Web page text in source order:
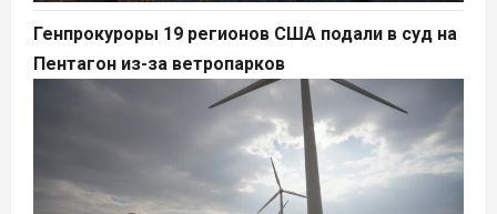
Генпрокуроры 19 регионов США подали в суд на
Пентагон из-за ветропарков